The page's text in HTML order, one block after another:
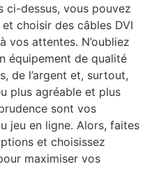
ci-dessus, vous pouvez
choisir des câbles DVI
vos attentes. N’oubliez
équipement de qualité
de l’argent et, surtout,
plus agréable et plus
sont vos
jeu en ligne. Alors, faites
et choisissez
maximiser vos